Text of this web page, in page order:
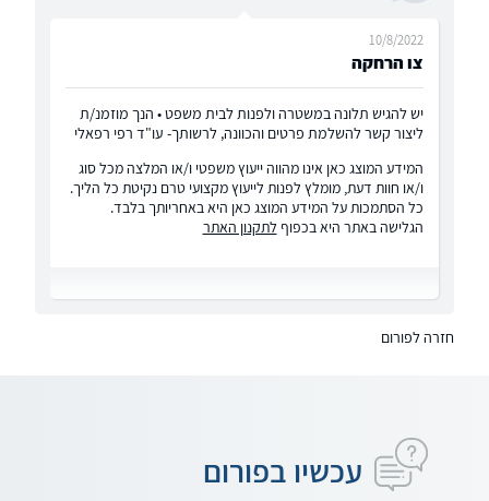
צו הרחקה
10/8/2022
יש להגיש תלונה במשטרה ולפנות לבית משפט • הנך מוזמנ/ת
ליצור קשר להשלמת פרטים והכוונה, לרשותך- עו"ד רפי רפאלי
המידע המוצג כאן אינו מהווה ייעוץ משפטי ו/או המלצה מכל סוג
ו/או חוות דעת, מומלץ לפנות לייעוץ מקצועי טרם נקיטת כל הליך.
כל הסתמכות על המידע המוצג כאן היא באחריותך בלבד.
הגלישה באתר היא בכפוף לתקנון האתר
חזרה לפורום
עכשיו בפורום